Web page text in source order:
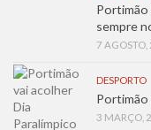
Portimão
sempre
7
DESPORTO
Portimão
3 MARÇO,